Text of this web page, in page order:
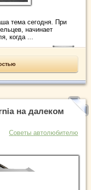
тема сегодня. При
начинает
когда ...
на далеком
Советы автолюбителю